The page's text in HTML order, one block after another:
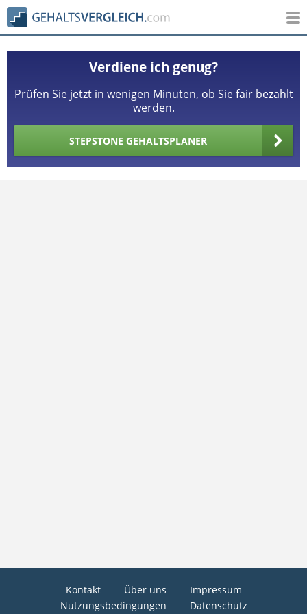
Verdiene ich genug?
Prüfen Sie jetzt in wenigen Minuten, ob Sie fair bezahlt
werden.
STEPSTONE GEHALTSPLANER
Kontakt Über uns
Impressum
Nutzungsbedingungen
Datenschutz